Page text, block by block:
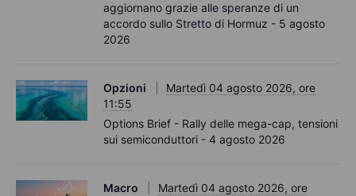
aggiornano grazie alle speranze di un
accordo sullo Stretto di Hormuz - 5 agosto
2026
Opzioni
Martedì 04 agosto 2026, ore
11:55
Options Brief - Rally delle mega-cap, tensioni
sui semiconduttori - 4 agosto 2026
Macro
Martedì 04 agosto 2026, ore